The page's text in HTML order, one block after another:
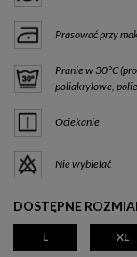
Prasować przy
Pranie w 30°C
poliakrylowe,
Ociekanie
Nie wybielać
DOSTĘPNE
L XL